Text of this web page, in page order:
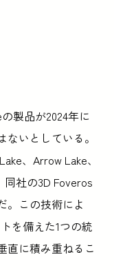
製品が2024年に
いとしている。
、Arrow Lake、
社の3D Foveros
。この技術によ
を備えた1つの統
直に積み重ねるこ